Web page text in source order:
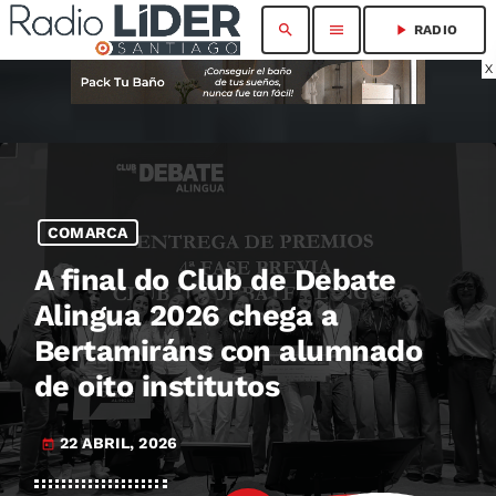
X
search menu play_arrow RADIO
COMARCA
A final do Club de Debate
Alingua 2026 chega a
Bertamiráns con alumnado
de oito institutos
today 22 ABRIL, 2026